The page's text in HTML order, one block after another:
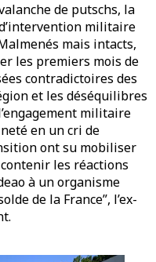
de putschs, la
militaire
mais intacts,
les premiers mois de
contradictoires des
et les déséquilibres
militaire
en un cri de
ont su mobiliser
les réactions
à un organisme
de la France”, l’ex-